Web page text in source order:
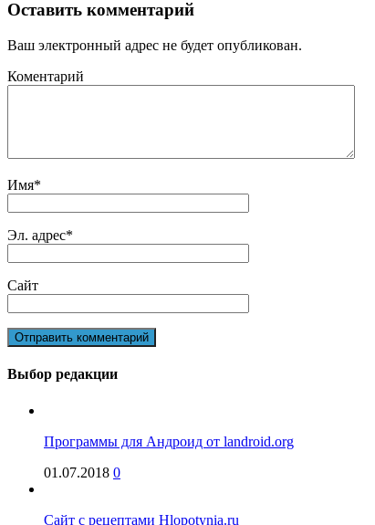
Оставить комментарий
Ваш электронный адрес не будет опубликован.
Коментарий
Имя*
Эл. адрес*
Сайт
Выбор редакции
Программы для Андроид от landroid.org
01.07.2018 0
Сайт с рецептами Hlopotynia.ru